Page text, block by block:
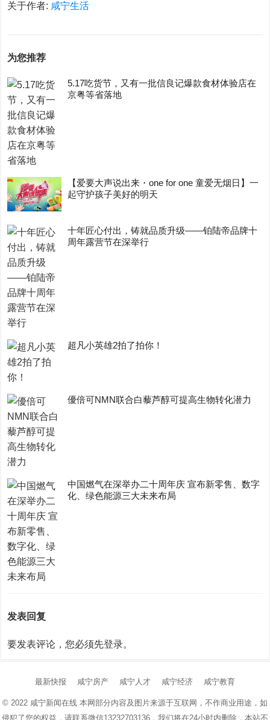
关于作者: 咸宁生活
为您推荐
5.17吃货节，又有一批信良记爆款食材体验店在
京粤等省落地
【爱要大声说出来・one for one 童爱无烟日】一
起守护孩子美好的明天
十年匠心付出，铸就品质升级——铂陆帝品牌十
周年露营节在深举行
超凡小英雄2拍了拍你！
優倍可NMN联合白藜芦醇可提高生物转化潜力
中国燃气在深举办二十周年庆 宣布新零售、数字
化、绿色能源三大未来布局
发表回复
要发表评论，您必须先登录。
最新快报 咸宁房产 咸宁人才 咸宁经济 咸宁教育
© 2022 咸宁新闻在线本网部分内容及图片来源于互联网，不作商业用途，如
侵犯了您的权益，请联系微信13232703136，我们将在24小时内删除，本站不